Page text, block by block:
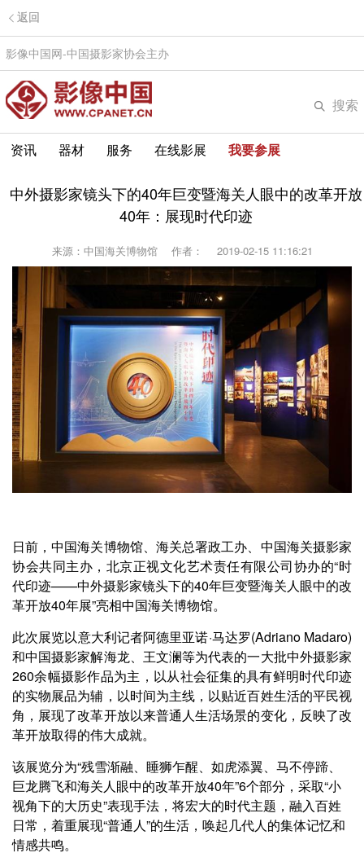
返回
影像中国网-中国摄影家协会主办
搜索
资讯 器材 服务 在线影展 我要参展
中外摄影家镜头下的40年巨变暨海关人眼中的改革开放
40年：展现时代印迹
来源：中国海关博物馆 作者： 2019-02-15 11:16:21
日前，中国海关博物馆、海关总署政工办、中国海关摄影家
协会共同主办，北京正视文化艺术责任有限公司协办的“时
代印迹——中外摄影家镜头下的40年巨变暨海关人眼中的改
革开放40年展”亮相中国海关博物馆。
此次展览以意大利记者阿德里亚诺·马达罗(Adriano Madaro)
和中国摄影家解海龙、王文澜等为代表的一大批中外摄影家
260余幅摄影作品为主，以从社会征集的具有鲜明时代印迹
的实物展品为辅，以时间为主线，以贴近百姓生活的平民视
角，展现了改革开放以来普通人生活场景的变化，反映了改
革开放取得的伟大成就。
该展览分为“残雪渐融、睡狮乍醒、如虎添翼、马不停蹄、
巨龙腾飞和海关人眼中的改革开放40年”6个部分，采取“小
视角下的大历史”表现手法，将宏大的时代主题，融入百姓
日常，着重展现“普通人”的生活，唤起几代人的集体记忆和
情感共鸣。